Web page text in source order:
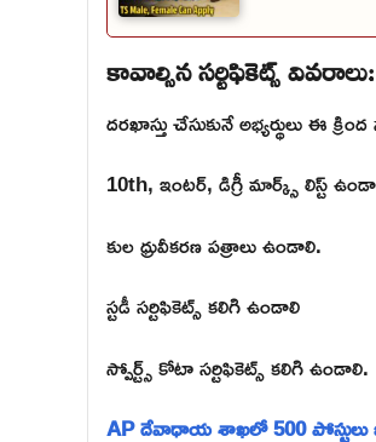
కావాల్సిన సర్టిఫికెట్స్ వివరాలు:
దరఖాస్తు చేసుకునే అభ్యర్థులు ఈ
10th, ఇంటర్, డిగ్రీ మార్క్స్ లిస్ట్
కుల ధ్రువీకరణ పత్రాలు ఉండాలి.
స్టడీ సర్టిఫికెట్స్ కలిగి ఉండాలి
స్పోర్ట్స్ కోటా సర్టిఫికెట్స్ కలిగి ఉండాలి.
AP దేవాధాయ శాఖలో 500 పోస్టులు